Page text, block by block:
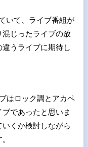
いて、ライブ番組が
じったライブの放
うライブに期待し
はロック調とアカペ
であったと思いま
くか検討しながら